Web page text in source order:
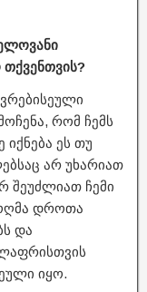
რომ ჩემს
ეს თუ
არ უხარიათ
შეუძლიათ ჩემი
დროთა
და
იყო.